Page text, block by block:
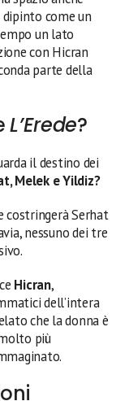
dipinto come un
un lato
con Hicran
parte della
L’Erede?
il destino dei
Melek e Yildiz?
costringerà Serhat
nessuno dei tre
Hicran,
dell’intera
che la donna è
più